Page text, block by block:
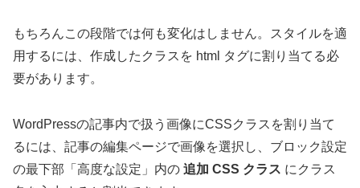
もちろんこの段階では何も変化はしません。スタイルを適
用するには、作成したクラスを html タグに割り当てる必
要があります。
WordPressの記事内で扱う画像にCSSクラスを割り当て
るには、記事の編集ページで画像を選択し、ブロック設定
の最下部「高度な設定」内の 追加 CSS クラス にクラス